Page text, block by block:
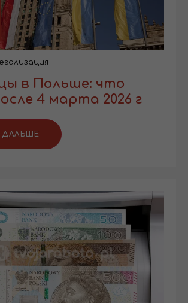
в Польше: что
4 марта 2026 г
ДАЛЬШЕ